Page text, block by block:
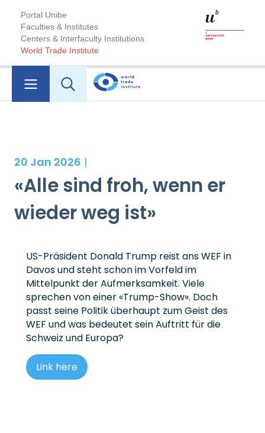
Portal Unibe
Faculties & Institutes
Centers & Interfaculty Institutions
World Trade Institute
20 Jan 2026 |
«Alle sind froh, wenn er
wieder weg ist»
US-Präsident Donald Trump reist ans WEF in
Davos und steht schon im Vorfeld im
Mittelpunkt der Aufmerksamkeit. Viele
sprechen von einer «Trump-Show». Doch
passt seine Politik überhaupt zum Geist des
WEF und was bedeutet sein Auftritt für die
Schweiz und Europa?
Link here